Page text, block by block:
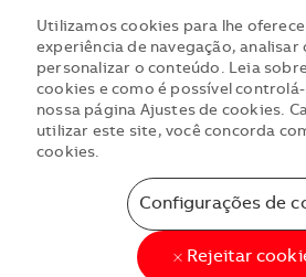
Utilizamos cookies para lhe
experiência de navegação,
personalizar o conteúdo. Leia
cookies e como é possível
nossa página Ajustes de cookies.
utilizar este site, você concorda
cookies.
Configurações de
Rejeitar